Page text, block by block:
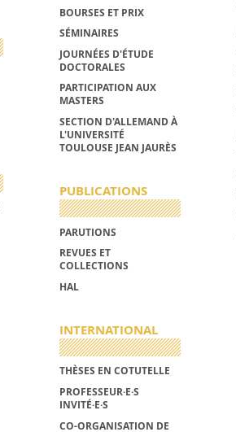
BOURSES ET PRIX
SÉMINAIRES
JOURNÉES D'ÉTUDE
DOCTORALES
PARTICIPATION AUX
MASTERS
SECTION D'ALLEMAND À
L'UNIVERSITÉ
TOULOUSE JEAN JAURÈS
PUBLICATIONS
PARUTIONS
REVUES ET
COLLECTIONS
HAL
INTERNATIONAL
THÈSES EN COTUTELLE
PROFESSEUR·E·S
INVITÉ·E·S
CO-ORGANISATION DE